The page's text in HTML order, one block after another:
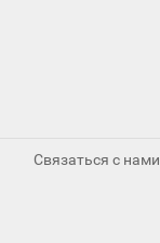
Связаться с нами